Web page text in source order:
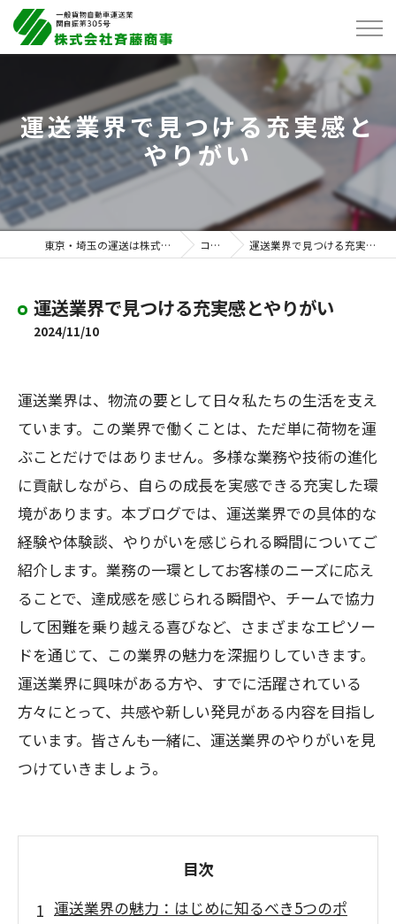
運送業界で見つける充実感と
やりがい
東京・埼玉の運送は株式会社斉藤商事 コラム 運送業界で見つける充実感とやりがい
運送業界で見つける充実感とやりがい
2024/11/10
運送業界は、物流の要として日々私たちの生活を支え
ています。この業界で働くことは、ただ単に荷物を運
ぶことだけではありません。多様な業務や技術の進化
に貢献しながら、自らの成長を実感できる充実した環
境があります。本ブログでは、運送業界での具体的な
経験や体験談、やりがいを感じられる瞬間についてご
紹介します。業務の一環としてお客様のニーズに応え
ることで、達成感を感じられる瞬間や、チームで協力
して困難を乗り越える喜びなど、さまざまなエピソー
ドを通じて、この業界の魅力を深掘りしていきます。
運送業界に興味がある方や、すでに活躍されている
方々にとって、共感や新しい発見がある内容を目指し
ています。皆さんも一緒に、運送業界のやりがいを見
つけていきましょう。
目次
運送業界の魅力：はじめに知るべき5つのポ